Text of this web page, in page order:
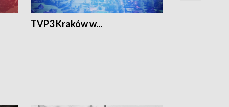
TVP3 Kraków w...